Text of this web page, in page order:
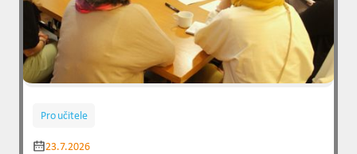
Pro učitele
23.7.2026